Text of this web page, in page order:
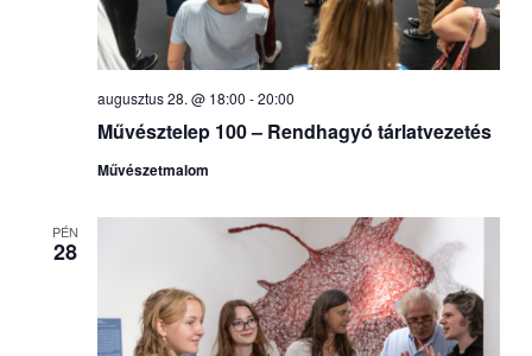
Művésztelep 100 – Rendhagyó tárlatvezetés
augusztus 28. @ 18:00 -20:00
Művészetmalom
PÉN
28